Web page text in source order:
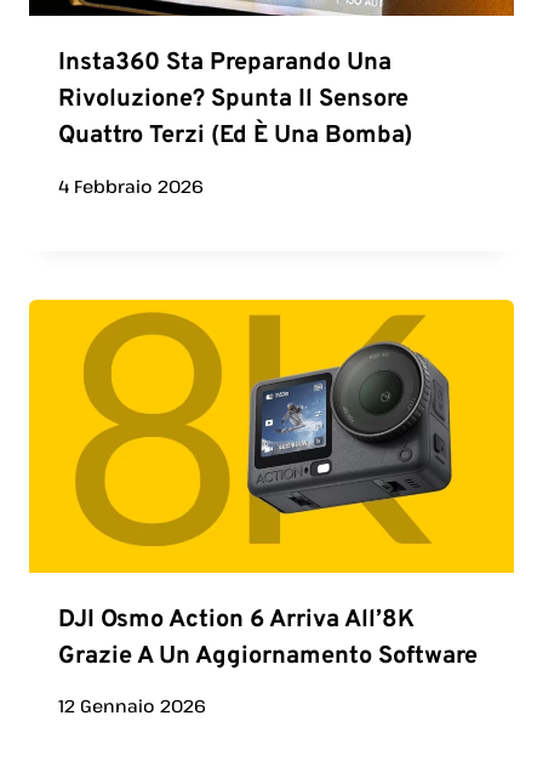
Insta360 Sta Preparando Una
Rivoluzione? Spunta Il Sensore
Quattro Terzi (ed È Una Bomba)
4 Febbraio 2026
DJI Osmo Action 6 Arriva All’8K
Grazie A Un Aggiornamento Software
12 Gennaio 2026